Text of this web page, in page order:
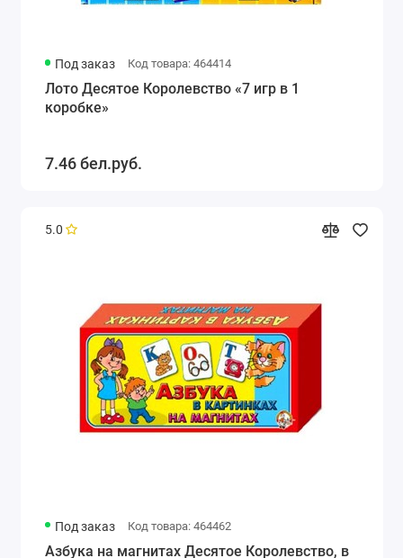
Под заказ Код товара: 464414
Лото Десятое Королевство «7 игр в 1
коробке»
7.46 бел.руб.
5.0
Под заказ Код товара: 464462
Азбука на магнитах Десятое Королевство, в